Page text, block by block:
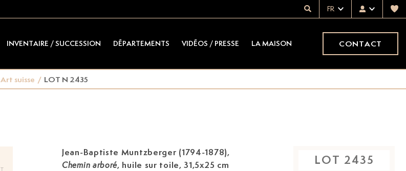
FR
INVENTAIRE / SUCCESSION DÉPARTEMENTS VIDÉOS / PRESSE LA MAISON CONTACT
Art suisse / LOT N 2435
Jean-Baptiste Muntzberger (1794-1878),
Chemin arboré, huile sur toile, 31,5x25 cm LOT 2435